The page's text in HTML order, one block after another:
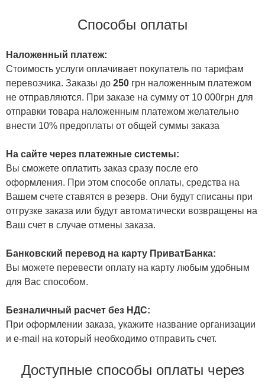
Способы оплаты
Наложенный платеж:
Стоимость услуги оплачивает покупатель по тарифам
перевозчика. Заказы до 250 грн наложенным платежом
не отправляются. При заказе на сумму от 10 000грн для
отправки товара наложенным платежом желательно
внести 10% предоплаты от общей суммы заказа
На сайте через платежные системы:
Вы сможете оплатить заказ сразу после его
оформления. При этом способе оплаты, средства на
Вашем счете ставятся в резерв. Они будут списаны при
отгрузке заказа или будут автоматически возвращены на
Ваш счет в случае отмены заказа.
Банковский перевод на карту ПриватБанка:
Вы можете перевести оплату на карту любым удобным
для Вас способом.
Безналичный расчет без НДС:
При оформлении заказа, укажите название организации
и e-mail на который необходимо отправить счет.
Доступные способы оплаты через